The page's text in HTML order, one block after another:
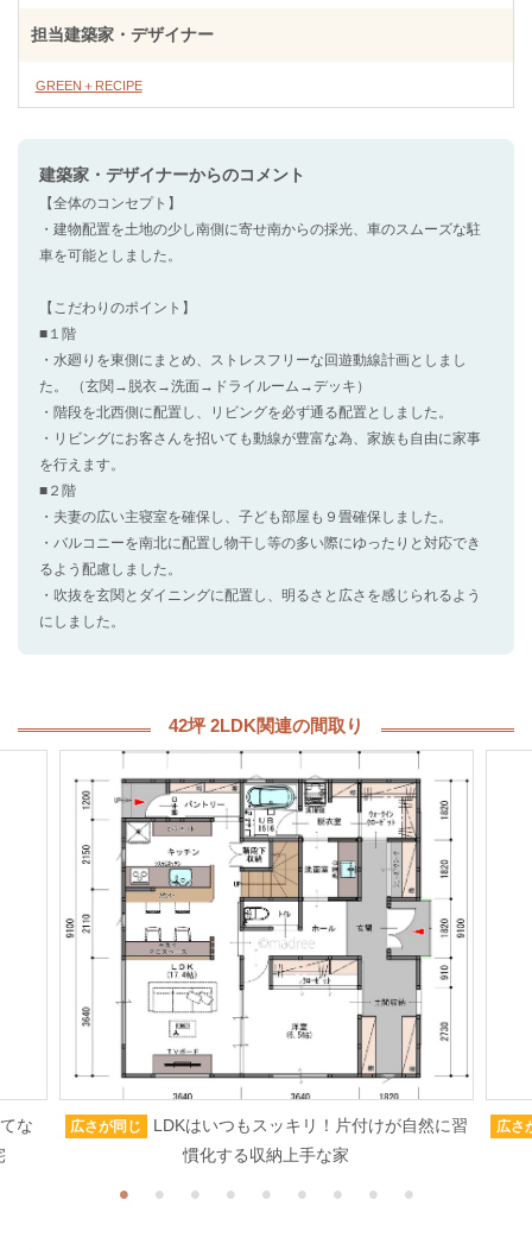
担当建築家・デザイナー
GREEN＋RECIPE
建築家・デザイナーからのコメント
【全体のコンセプト】
・建物配置を土地の少し南側に寄せ南からの採光、車のスムーズな駐
車を可能としました。
【こだわりのポイント】
■１階
・水廻りを東側にまとめ、ストレスフリーな回遊動線計画としまし
た。 （玄関→脱衣→洗面→ドライルーム→デッキ）
・階段を北西側に配置し、リビングを必ず通る配置としました。
・リビングにお客さんを招いても動線が豊富な為、家族も自由に家事
を行えます。
■２階
・夫妻の広い主寝室を確保し、子ども部屋も９畳確保しました。
・バルコニーを南北に配置し物干し等の多い際にゆったりと対応でき
るよう配慮しました。
・吹抜を玄関とダイニングに配置し、明るさと広さを感じられるよう
にしました。
42坪 2LDK関連の間取り
な
広さが同じ
LDKはいつもスッキリ！片付けが自然に習
慣化する収納上手な家
広さ